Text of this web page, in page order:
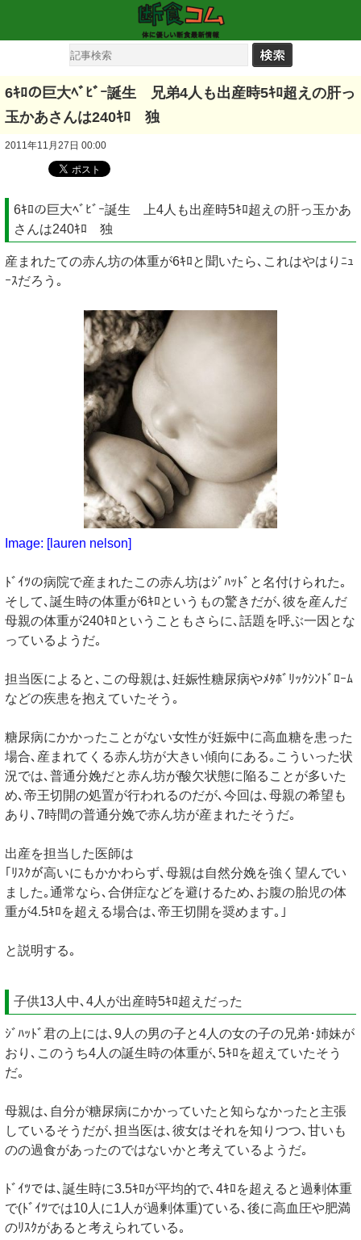
6ｷﾛの巨大ﾍﾞﾋﾞｰ誕生 兄弟4人も出産時5ｷﾛ超えの肝っ
玉かあさんは240ｷﾛ 独
2011年11月27日 00:00
6ｷﾛの巨大ﾍﾞﾋﾞｰ誕生 上4人も出産時5ｷﾛ超えの肝っ玉かあ
さんは240ｷﾛ 独
産まれたての赤ん坊の体重が6ｷﾛと聞いたら､これはやはりﾆｭ
ｰｽだろう｡
Image: [lauren nelson]
ﾄﾞｲﾂの病院で産まれたこの赤ん坊はｼﾞﾊｯﾄﾞと名付けられた｡
そして､誕生時の体重が6ｷﾛというもの驚きだが､彼を産んだ
母親の体重が240ｷﾛということもさらに､話題を呼ぶ一因とな
っているようだ｡
担当医によると､この母親は､妊娠性糖尿病やﾒﾀﾎﾞﾘｯｸｼﾝﾄﾞﾛｰﾑ
などの疾患を抱えていたそう｡
糖尿病にかかったことがない女性が妊娠中に高血糖を患った
場合､産まれてくる赤ん坊が大きい傾向にある｡こういった状
況では､普通分娩だと赤ん坊が酸欠状態に陥ることが多いた
め､帝王切開の処置が行われるのだが､今回は､母親の希望も
あり､7時間の普通分娩で赤ん坊が産まれたそうだ｡
出産を担当した医師は
｢ﾘｽｸが高いにもかかわらず､母親は自然分娩を強く望んでい
ました｡通常なら､合併症などを避けるため､お腹の胎児の体
重が4.5ｷﾛを超える場合は､帝王切開を奨めます｡｣
と説明する｡
子供13人中､4人が出産時5ｷﾛ超えだった
ｼﾞﾊｯﾄﾞ君の上には､9人の男の子と4人の女の子の兄弟･姉妹が
おり､このうち4人の誕生時の体重が､5ｷﾛを超えていたそう
だ｡
母親は､自分が糖尿病にかかっていたと知らなかったと主張
しているそうだが､担当医は､彼女はそれを知りつつ､甘いも
のの過食があったのではないかと考えているようだ｡
ﾄﾞｲﾂでは､誕生時に3.5ｷﾛが平均的で､4ｷﾛを超えると過剰体重
で(ﾄﾞｲﾂでは10人に1人が過剰体重)ている､後に高血圧や肥満
のﾘｽｸがあると考えられている｡